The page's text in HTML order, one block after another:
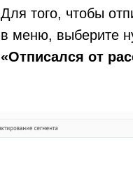
Для того, чтобы
в меню, выберите
«Отписался от